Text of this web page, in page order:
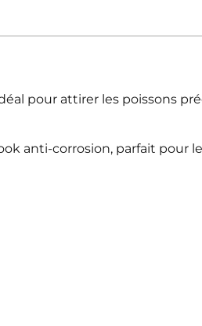
pour attirer les poissons
anti-corrosion, parfait pour